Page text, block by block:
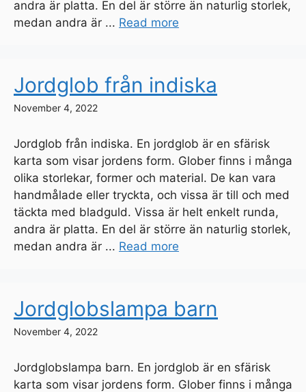
andra är platta. En del är större än naturlig storlek,
medan andra är ... Read more
Jordglob från indiska
November 4, 2022
Jordglob från indiska. En jordglob är en sfärisk
karta som visar jordens form. Glober finns i många
olika storlekar, former och material. De kan vara
handmålade eller tryckta, och vissa är till och med
täckta med bladguld. Vissa är helt enkelt runda,
andra är platta. En del är större än naturlig storlek,
medan andra är ... Read more
Jordglobslampa barn
November 4, 2022
Jordglobslampa barn. En jordglob är en sfärisk
karta som visar jordens form. Glober finns i många